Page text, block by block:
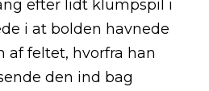
efter lidt klumpspil i
i at bolden havnede
af feltet, hvorfra han
den ind bag